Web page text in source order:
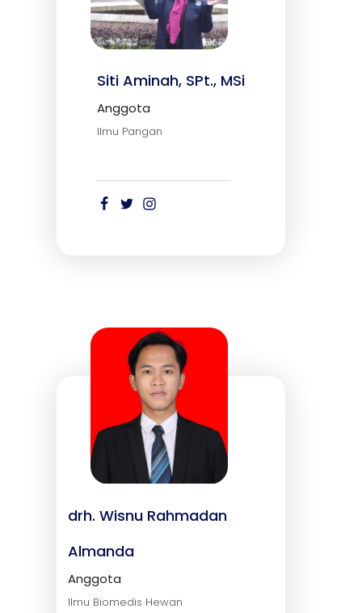
Siti Aminah, SPt., MSi
Anggota
Ilmu Pangan
drh. Wisnu Rahmadan
Almanda
Anggota
Ilmu Biomedis Hewan